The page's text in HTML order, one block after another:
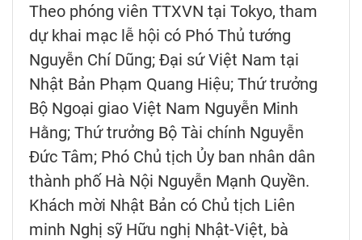
Theo phóng viên TTXVN tại Tokyo, tham
dự khai mạc lễ hội có Phó Thủ tướng
Nguyễn Chí Dũng; Đại sứ Việt Nam tại
Nhật Bản Phạm Quang Hiệu; Thứ trưởng
Bộ Ngoại giao Việt Nam Nguyễn Minh
Hằng; Thứ trưởng Bộ Tài chính Nguyễn
Đức Tâm; Phó Chủ tịch Ủy ban nhân dân
thành phố Hà Nội Nguyễn Mạnh Quyền.
Khách mời Nhật Bản có Chủ tịch Liên
minh Nghị sỹ Hữu nghị Nhật-Việt, bà